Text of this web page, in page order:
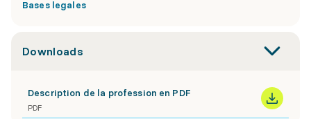
Bases legales
Downloads
Description de la profession en PDF
PDF